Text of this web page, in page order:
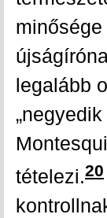
legalább
tételezi.20